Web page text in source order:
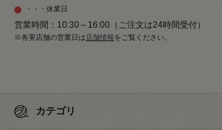
・・・休業日
営業時間：10:30～16:00（ご注文は24時間受付）
※各実店舗の営業日は店舗情報をご覧ください。
カテゴリ